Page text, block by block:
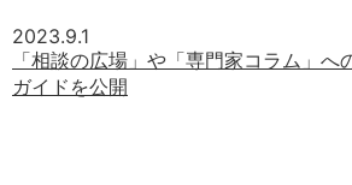
2023.9.1
「相談の広場」や「専門家コラム」へ
ガイドを公開